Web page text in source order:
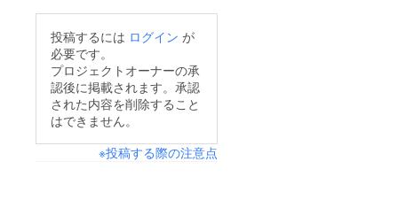
ように本日、段取りを
組みました。体力も
弱ってきている中、結
果がでるまでの間は不
のため、みなさまのご
投稿するには ログイン が
必要です。
プロジェクトオーナーの承
認後に掲載されます。承認
された内容を削除すること
はできません。
※投稿する際の注意点